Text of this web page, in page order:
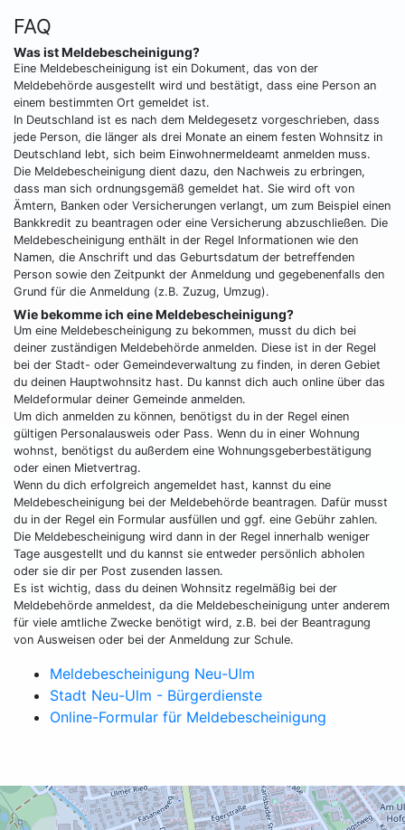
FAQ
Was ist Meldebescheinigung?
Eine Meldebescheinigung ist ein Dokument, das von der
Meldebehörde ausgestellt wird und bestätigt, dass eine Person an
einem bestimmten Ort gemeldet ist.
In Deutschland ist es nach dem Meldegesetz vorgeschrieben, dass
jede Person, die länger als drei Monate an einem festen Wohnsitz in
Deutschland lebt, sich beim Einwohnermeldeamt anmelden muss.
Die Meldebescheinigung dient dazu, den Nachweis zu erbringen,
dass man sich ordnungsgemäß gemeldet hat. Sie wird oft von
Ämtern, Banken oder Versicherungen verlangt, um zum Beispiel einen
Bankkredit zu beantragen oder eine Versicherung abzuschließen. Die
Meldebescheinigung enthält in der Regel Informationen wie den
Namen, die Anschrift und das Geburtsdatum der betreffenden
Person sowie den Zeitpunkt der Anmeldung und gegebenenfalls den
Grund für die Anmeldung (z.B. Zuzug, Umzug).
Wie bekomme ich eine Meldebescheinigung?
Um eine Meldebescheinigung zu bekommen, musst du dich bei
deiner zuständigen Meldebehörde anmelden. Diese ist in der Regel
bei der Stadt- oder Gemeindeverwaltung zu finden, in deren Gebiet
du deinen Hauptwohnsitz hast. Du kannst dich auch online über das
Meldeformular deiner Gemeinde anmelden.
Um dich anmelden zu können, benötigst du in der Regel einen
gültigen Personalausweis oder Pass. Wenn du in einer Wohnung
wohnst, benötigst du außerdem eine Wohnungsgeberbestätigung
oder einen Mietvertrag.
Wenn du dich erfolgreich angemeldet hast, kannst du eine
Meldebescheinigung bei der Meldebehörde beantragen. Dafür musst
du in der Regel ein Formular ausfüllen und ggf. eine Gebühr zahlen.
Die Meldebescheinigung wird dann in der Regel innerhalb weniger
Tage ausgestellt und du kannst sie entweder persönlich abholen
oder sie dir per Post zusenden lassen.
Es ist wichtig, dass du deinen Wohnsitz regelmäßig bei der
Meldebehörde anmeldest, da die Meldebescheinigung unter anderem
für viele amtliche Zwecke benötigt wird, z.B. bei der Beantragung
von Ausweisen oder bei der Anmeldung zur Schule.
Meldebescheinigung Neu-Ulm
Stadt Neu-Ulm - Bürgerdienste
Online-Formular für Meldebescheinigung